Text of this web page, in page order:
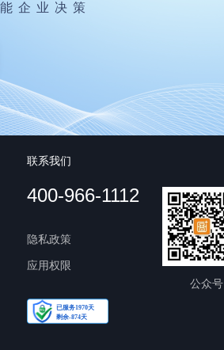
企业决策
联系我们
400-966-1112
隐私政策
应用权限
公众号